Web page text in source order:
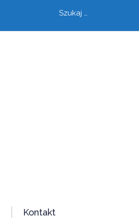
Szukaj
szukaj
Kontakt